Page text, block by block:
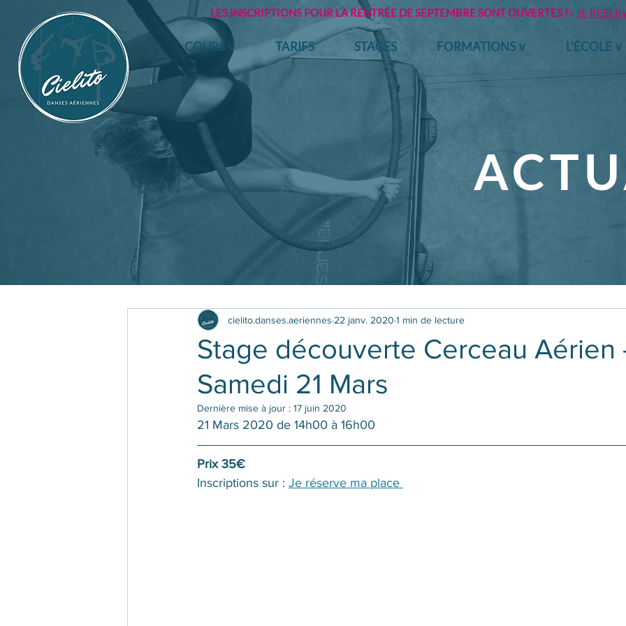
COURS ∨ TARIFS STAGES FORMATIONS ∨ L'ÉCOLE ∨
LES INSCRIPTIONS POUR LA RENTRÉE DE SEPTEMBRE SONT OUVERTES !> JE
Stage découverte Cerceau Aérien
Samedi 21 Mars
cielito.danses.aeriennes 22 janv. 2020 1 min de lecture
Dernière mise à jour : 17 juin 2020
21 Mars 2020 de 14h00 à 16h00
Prix 35€
Inscriptions sur : Je réserve ma place